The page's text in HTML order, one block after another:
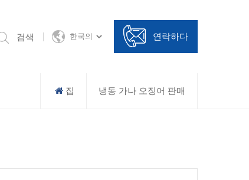
검색 한국의 연락하다
집 냉동 가나 오징어 판매